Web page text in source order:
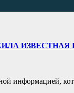
ИЗВЕСТНАЯ
информацией,